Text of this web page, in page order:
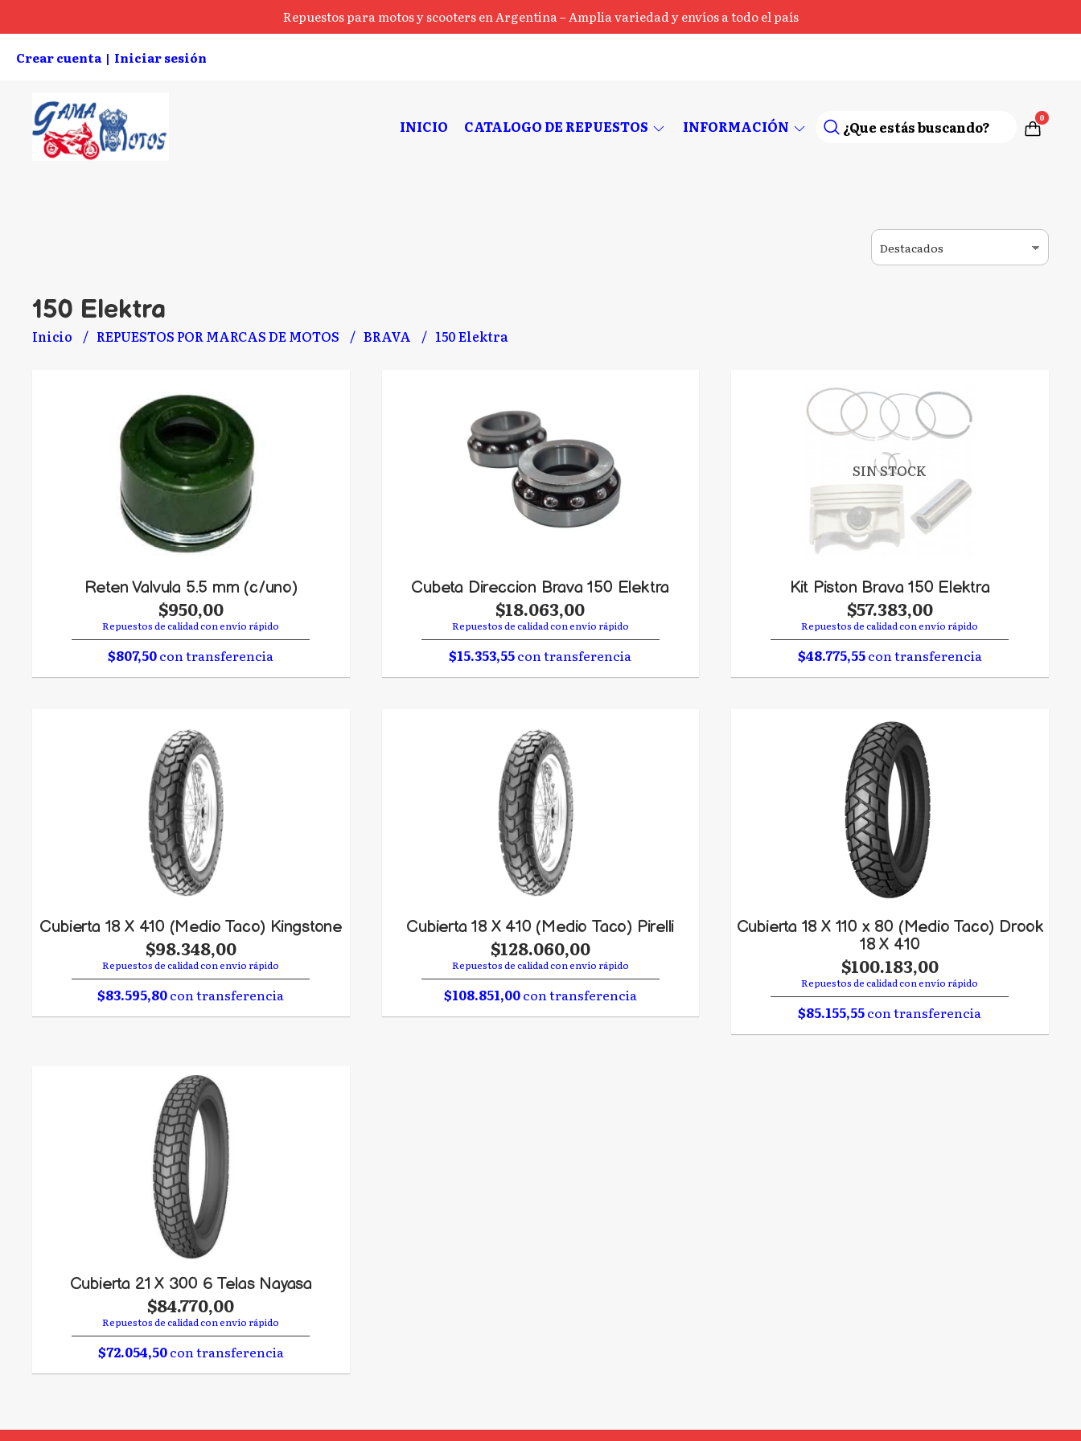
Repuestos para motos y scooters en Argentina – Amplia variedad y envíos a todo el país
Crear cuenta | Iniciar sesión
INICIO CATALOGO DE REPUESTOS INFORMACIÓN 0
150 Elektra
Inicio REPUESTOS POR MARCAS DE MOTOS BRAVA 150 Elektra
Reten Valvula 5.5 mm (c/uno)
$950,00
Repuestos de calidad con envío rápido
$807,50con transferencia
Cubeta Direccion Brava 150 Elektra
$18.063,00
Repuestos de calidad con envío rápido
$15.353,55con transferencia
SIN STOCK
Kit Piston Brava 150 Elektra
$57.383,00
Repuestos de calidad con envío rápido
$48.775,55con transferencia
Cubierta 18 X 410 (Medio Taco) Kingstone
$98.348,00
Repuestos de calidad con envío rápido
$83.595,80con transferencia
Cubierta 18 X 410 (Medio Taco) Pirelli
$128.060,00
Repuestos de calidad con envío rápido
$108.851,00con transferencia
Cubierta 18 X 110 x 80 (Medio Taco) Drook
18 X 410
$100.183,00
Repuestos de calidad con envío rápido
$85.155,55con transferencia
Cubierta 21 X 300 6 Telas Nayasa
$84.770,00
Repuestos de calidad con envío rápido
$72.054,50con transferencia